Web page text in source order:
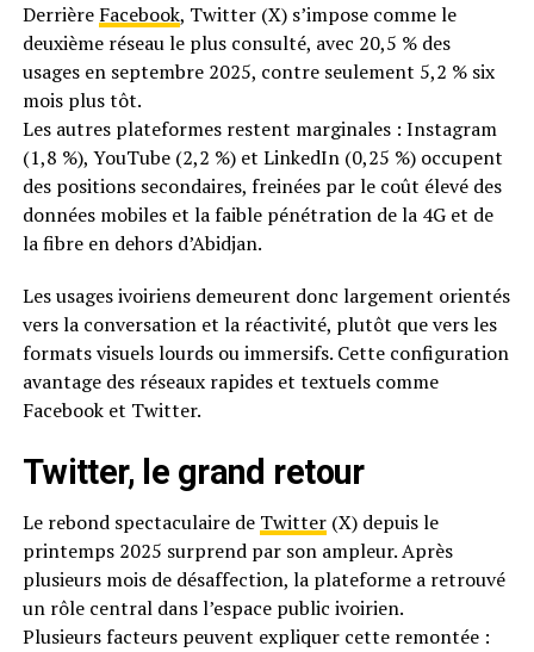
Derrière Facebook, Twitter (X) s’impose comme le
deuxième réseau le plus consulté, avec 20,5 % des
usages en septembre 2025, contre seulement 5,2 % six
mois plus tôt.
Les autres plateformes restent marginales : Instagram
(1,8 %), YouTube (2,2 %) et LinkedIn (0,25 %) occupent
des positions secondaires, freinées par le coût élevé des
données mobiles et la faible pénétration de la 4G et de
la fibre en dehors d’Abidjan.
Les usages ivoiriens demeurent donc largement orientés
vers la conversation et la réactivité, plutôt que vers les
formats visuels lourds ou immersifs. Cette configuration
avantage des réseaux rapides et textuels comme
Facebook et Twitter.
Twitter, le grand retour
Le rebond spectaculaire de Twitter(X) depuis le
printemps 2025 surprend par son ampleur. Après
plusieurs mois de désaffection, la plateforme a retrouvé
un rôle central dans l’espace public ivoirien.
Plusieurs facteurs peuvent expliquer cette remontée :